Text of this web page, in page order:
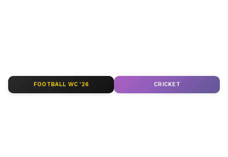
FOOTBALL WC '26 CRICKET